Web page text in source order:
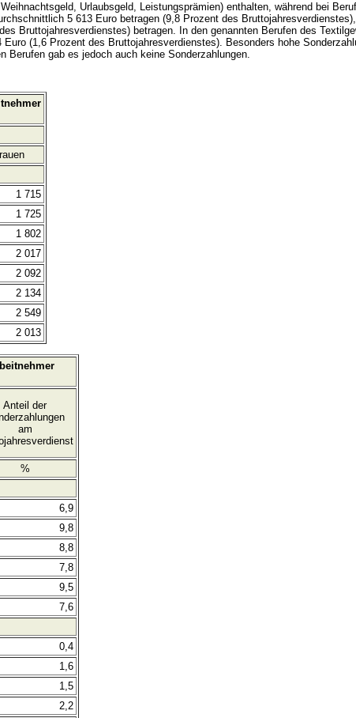
Urlaubsgeld, Leistungsprämien) enthalten, während bei
5 613 Euro betragen (9,8 Prozent des
Bruttojahresverdienstes) betragen. In den genannten Berufen des
(1,6 Prozent des Bruttojahresverdienstes). Besonders hohe
Berufen gab es jedoch auch keine Sonderzahlungen.
1 715
1 725
1 802
2 017
2 092
2 134
2 549
2 013
Anteil der
am
%
6,9
9,8
8,8
7,8
9,5
7,6
0,4
1,6
1,5
2,2